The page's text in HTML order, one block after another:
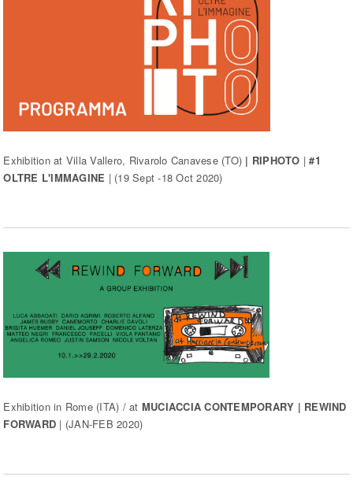
Exhibition at Villa Vallero, Rivarolo Canavese (TO) | RIPHOTO |#1
OLTRE L'IMMAGINE | (19 Sept -18 Oct 2020)
Exhibition in Rome (ITA) / at MUCIACCIA CONTEMPORARY | REWIND
FORWARD | (JAN-FEB 2020)